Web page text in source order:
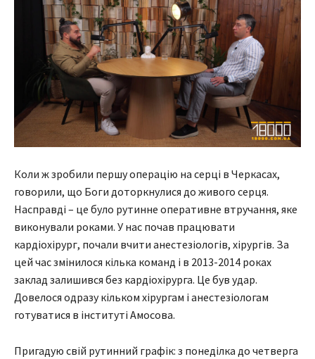
Коли ж зробили першу операцію на серці в Черкасах,
говорили, що Боги доторкнулися до живого серця.
Насправді – це було рутинне оперативне втручання, яке
виконували роками. У нас почав працювати
кардіохірург, почали вчити анестезіологів, хірургів. За
цей час змінилося кілька команд і в 2013-2014 роках
заклад залишився без кардіохірурга. Це був удар.
Довелося одразу кільком хірургам і анестезіологам
готуватися в інституті Амосова.
Пригадую свій рутинний графік: з понеділка до четверга